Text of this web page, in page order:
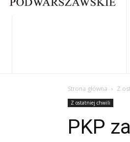
Strona główna Z
Z ostatniej chwili
PKP